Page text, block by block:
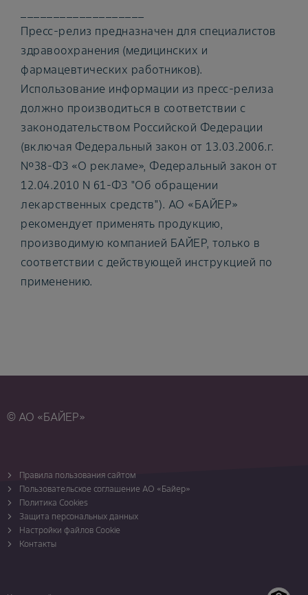
Пресс-релиз предназначен для специалистов
здравоохранения (медицинских и
фармацевтических работников).
Использование информации из пресс-релиза
должно производиться в соответствии с
законодательством Российской Федерации
(включая Федеральный закон от 13.03.2006.г.
№38-ФЗ «О рекламе», Федеральный закон от
12.04.2010 N 61-ФЗ "Об обращении
лекарственных средств"). АО «БАЙЕР»
рекомендует применять продукцию,
производимую компанией БАЙЕР, только в
соответствии с действующей инструкцией по
применению.
© АО «БАЙЕР»
Правила пользования сайтом
Пользовательское соглашение АО «Байер»
Политика Cookies
Защита персональных данных
Настройки файлов Cookie
Контакты